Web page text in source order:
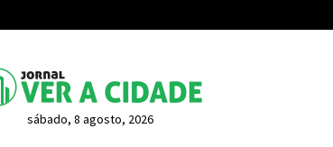
sábado, 8 agosto, 2026